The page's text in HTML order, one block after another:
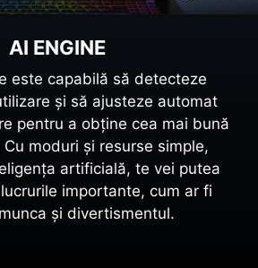
AI ENGINE
este capabilă să detecteze
și să ajusteze automat
pentru a obține cea mai bună
moduri și resurse simple,
artificială, te vei putea
importante, cum ar fi
și divertismentul.